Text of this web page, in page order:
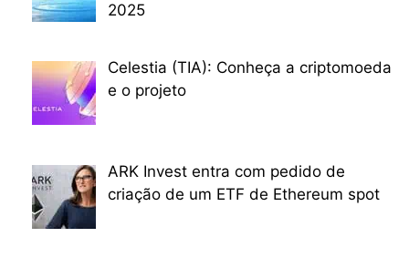
2025
Celestia (TIA): Conheça a criptomoeda
e o projeto
ARK Invest entra com pedido de
criação de um ETF de Ethereum spot